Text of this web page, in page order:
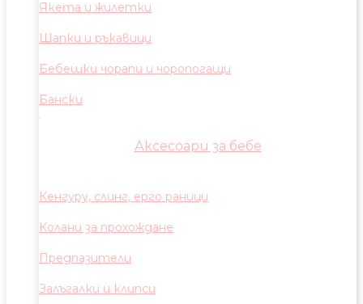
Якета и жилетки
Шапки и ръкавици
Бебешки чорапи и чоропогащи
Бански
Аксесоари за бебе
Кенгуру, слинг, ерго раници
Колани за прохождане
Предпазители
Залъгалки и клипси